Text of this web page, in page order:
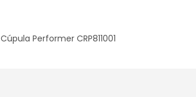
Cúpula Performer CRP811001